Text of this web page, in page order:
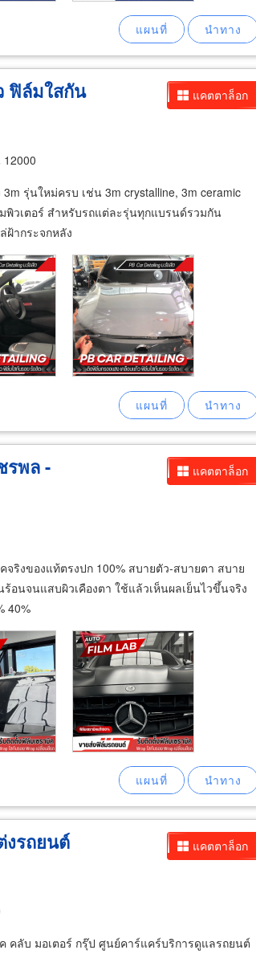
แคตตาล็อก
ฟิล์มใสกัน
รุ่นใหม่ครบ เช่น 3m crystalline, 3m ceramic
พิวเตอร์ สำหรับรถแต่ละรุ่นทุกแบรนด์รวมกัน
ฝ้ากระจกหลัง
แคตตาล็อก
รพล -
ริงของแท้ตรงปก 100% สบายตัว-สบายตา สบาย
นจนแสบผิวเคืองตา ใช้แล้วเห็นผลเย็นไวขึ้นจริง
40%
แคตตาล็อก
งรถยนต์
คลับ มอเตอร์ กรุ๊ป ศูนย์คาร์แคร์บริการดูแลรถยนต์